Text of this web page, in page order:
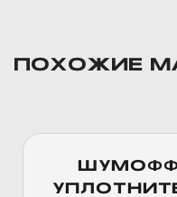
ПОХОЖИЕ
ШУМОФФ